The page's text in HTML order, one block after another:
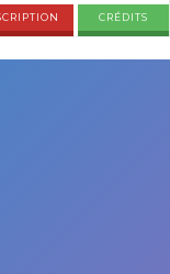
CRÉDITS